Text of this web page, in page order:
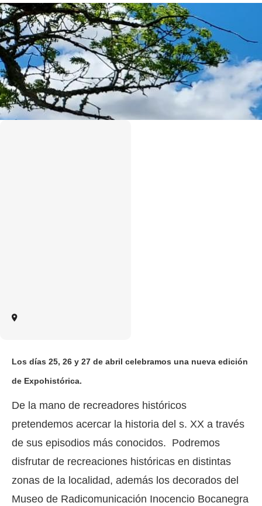
Los días 25, 26 y 27 de abril celebramos una nueva edición
de Expohistórica.
De la mano de recreadores históricos
pretendemos acercar la historia del s. XX a través
de sus episodios más conocidos. Podremos
disfrutar de recreaciones históricas en distintas
zonas de la localidad, además los decorados del
Museo de Radicomunicación Inocencio Bocanegra